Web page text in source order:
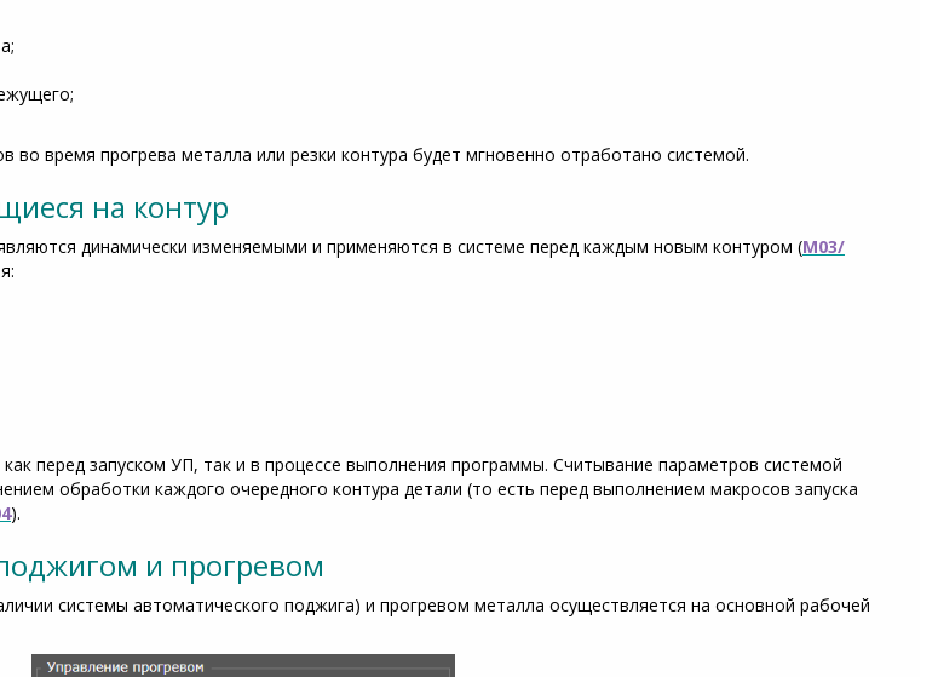
во время прогрева металла или резки контура будет мгновенно отработано системой.
на контур
динамически изменяемыми и применяются в системе перед каждым новым контуром (М03/
перед запуском УП, так и в процессе выполнения программы. Считывание параметров системой
обработки каждого очередного контура детали (то есть перед выполнением макросов запуска
).
и прогревом
системы автоматического поджига) и прогревом металла осуществляется на основной рабочей